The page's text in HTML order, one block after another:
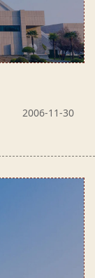
2006-11-30